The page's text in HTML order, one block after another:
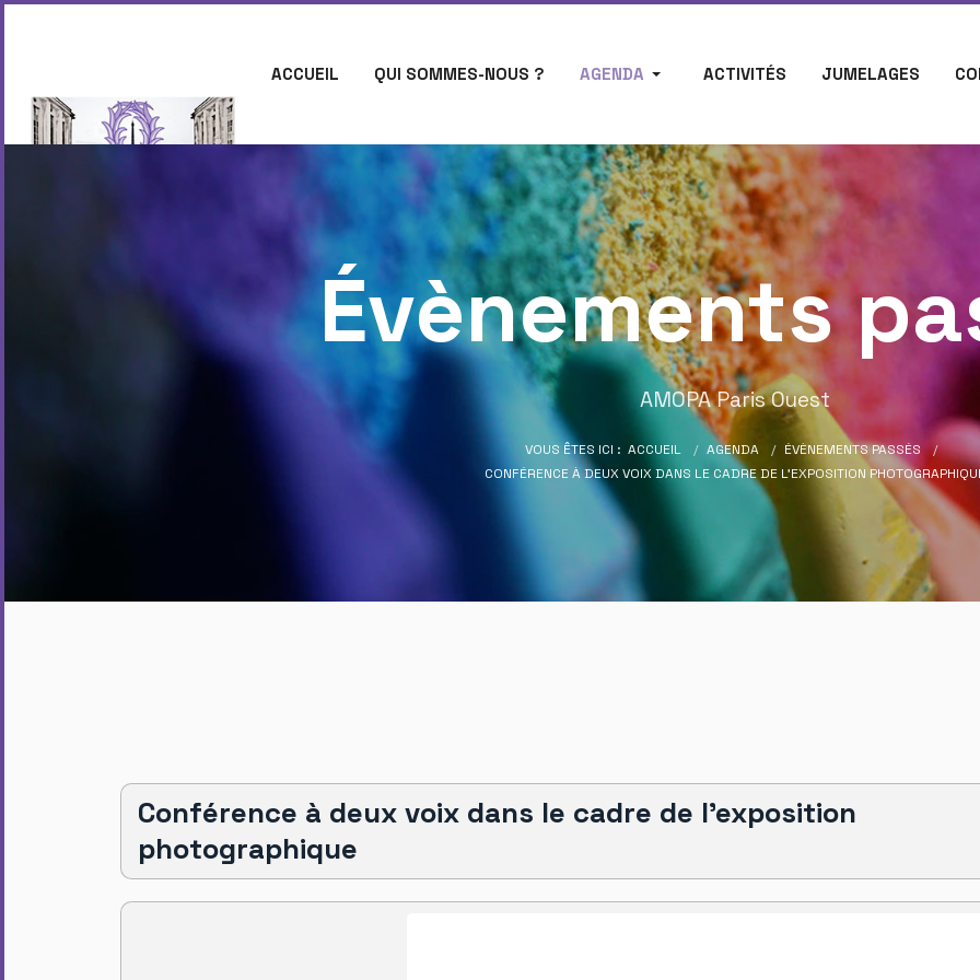
ACCUEIL QUI SOMMES-NOUS ? AGENDA ACTIVITÉS JUMELAGES
Évènements
AMOPA Paris Ouest
VOUS ÊTES ICI : ACCUEIL AGENDA
ÉVÈNEMENTS PASSÉS
CONFÉRENCE À DEUX VOIX DANS LE CADRE DE L’EXPOSITION
Conférence à deux voix dans le cadre de l’exposition
photographique